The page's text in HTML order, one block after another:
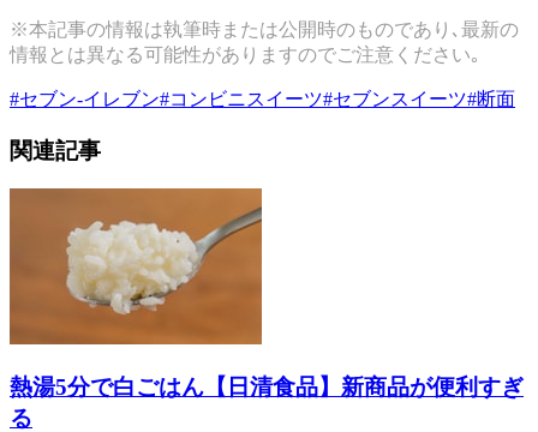
※本記事の情報は執筆時または公開時のものであり､最新の
情報とは異なる可能性がありますのでご注意ください｡
#セブン-イレブン#コンビニスイーツ#セブンスイーツ#断面
関連記事
熱湯5分で白ごはん【日清食品】新商品が便利すぎ
る